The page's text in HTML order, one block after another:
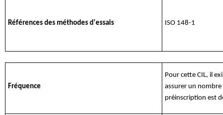
Références des méthodes d'essais ISO 148-1
Fréquence
Pour cette CIL, il
assurer un
préinscription est